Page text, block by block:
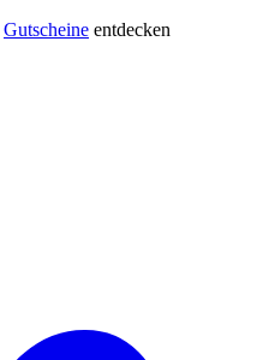
Gutscheine entdecken